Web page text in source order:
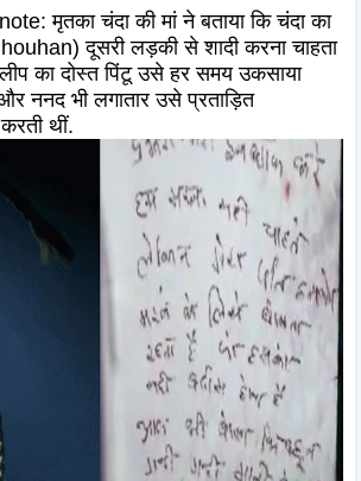
मृतका चंदा की मां ने बताया कि चंदा का
दूसरी लड़की से शादी करना चाहता
का दोस्त पिंटू उसे हर समय उकसाया
ननद भी लगातार उसे प्रताड़ित
थीं.